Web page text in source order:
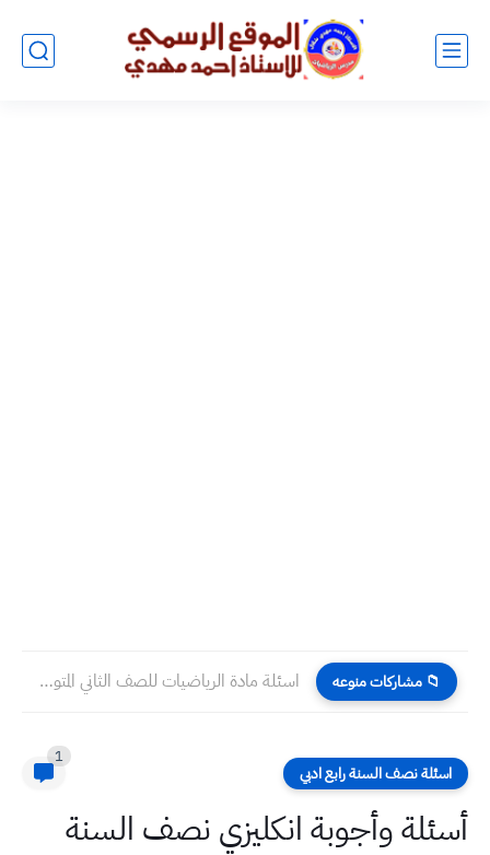
📁 مشاركات منوعه اسئلة مادة الرياضيات للصف الثاني المتوسط الشهر الثاني من النصف...
اسئلة نصف السنة رابع ادبي
1
أسئلة وأجوبة انكليزي نصف السنة